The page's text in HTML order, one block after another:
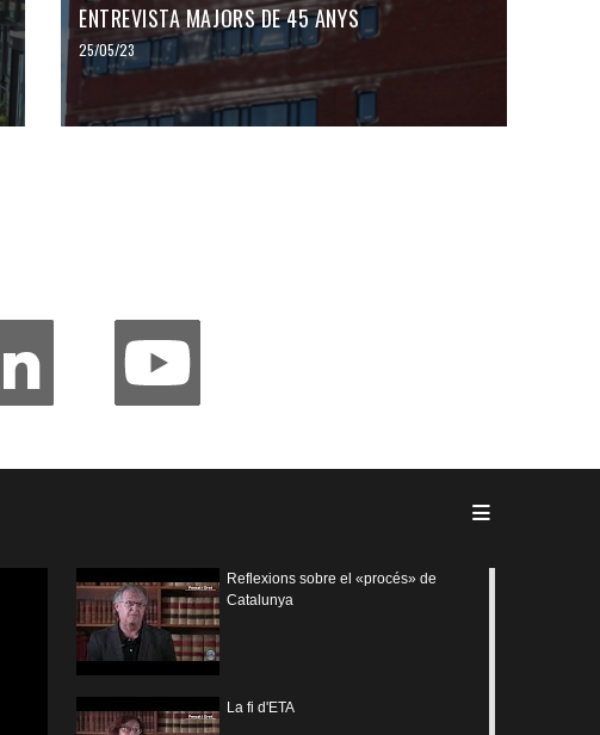
ENTREVISTA MAJORS DE 45 ANYS
25/05/23
Reflexions sobre el «procés» de
Catalunya
La fi d'ETA